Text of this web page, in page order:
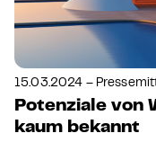
15.03.2024 –
Potenziale von
kaum bekannt